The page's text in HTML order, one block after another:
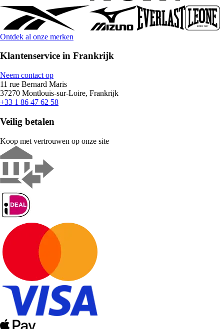
Ontdek al onze merken
Klantenservice in Frankrijk
Neem contact op
11 rue Bernard Maris
37270 Montlouis-sur-Loire, Frankrijk
+33 1 86 47 62 58
Veilig betalen
Koop met vertrouwen op onze site